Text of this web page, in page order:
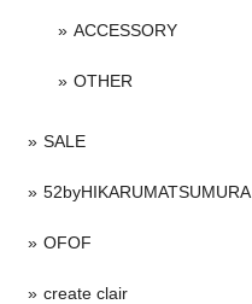
ACCESSORY
OTHER
SALE
52byHIKARUMATSUMURA
OFOF
create clair